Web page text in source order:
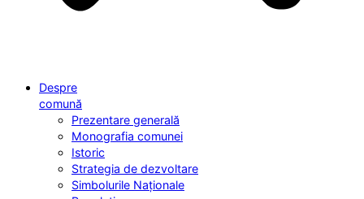
Despre
comună
Prezentare generală
Monografia comunei
Istoric
Strategia de dezvoltare
Simbolurile Naționale